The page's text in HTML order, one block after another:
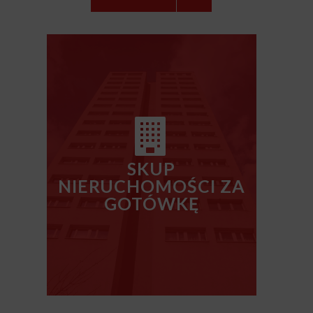
SKUP
NIERUCHOMOŚCI ZA
GOTÓWKĘ